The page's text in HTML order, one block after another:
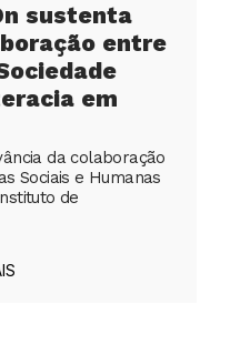
sustenta
entre
em
da colaboração
Sociais e Humanas
de